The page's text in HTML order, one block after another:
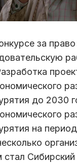
за право
до 2030
на
Сибирский